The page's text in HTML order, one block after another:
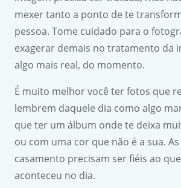
mexer tanto a ponto de te
pessoa. Tome cuidado para o
exagerar demais no tratamento da
algo mais real, do momento.
É muito melhor você ter fotos que
lembrem daquele dia como algo
que ter um álbum onde te deixa
ou com uma cor que não é a sua.
casamento precisam ser fiéis ao
aconteceu no dia.